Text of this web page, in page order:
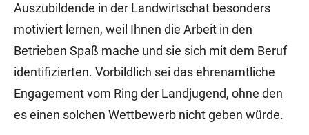
Auszubildende in der Landwirtschat besonders
motiviert lernen, weil Ihnen die Arbeit in den
Betrieben Spaß mache und sie sich mit dem Beruf
identifizierten. Vorbildlich sei das ehrenamtliche
Engagement vom Ring der Landjugend, ohne den
es einen solchen Wettbewerb nicht geben würde.